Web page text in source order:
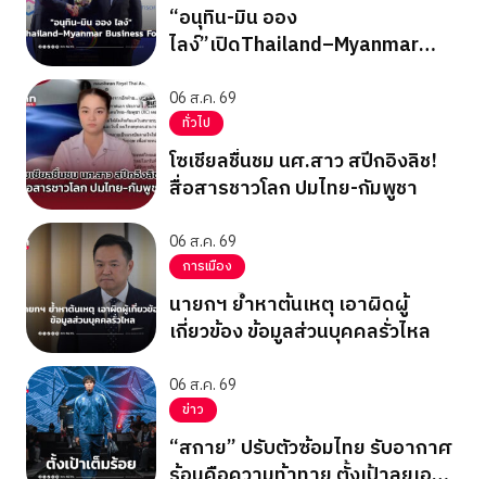
“อนุทิน-มิน ออง
ไลง์”เปิดThailand–Myanmar
06 ส.ค. 69
ทั่วไป
โซเชียลชื่นชม นศ.สาว สปีกอิงลิช!
สื่อสารชาวโลก ปมไทย-กัมพูชา
06 ส.ค. 69
การเมือง
นายกฯ ย้ำหาต้นเหตุ เอาผิดผู้
เกี่ยวข้อง ข้อมูลส่วนบุคคลรั่วไหล
06 ส.ค. 69
ข่าว
“สกาย” ปรับตัวซ้อมไทย รับอากาศ